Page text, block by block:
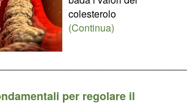
colesterolo
(Continua)
per regolare il